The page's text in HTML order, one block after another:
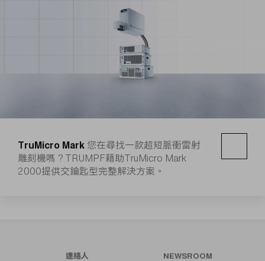
TruMicro Mark 您在尋找一款超短脈衝雷射
雕刻機嗎？TRUMPF藉助TruMicro Mark
2000提供交鑰匙型完整解決方案。
連絡人 NEWSROOM